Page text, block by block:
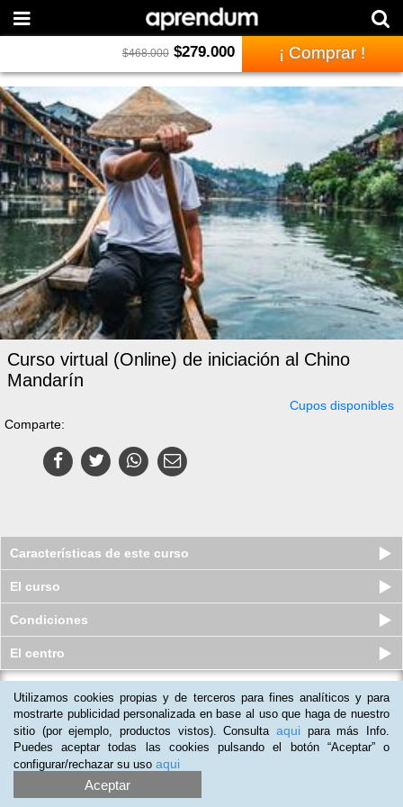
$468.000 $279.000 ¡ Comprar !
Curso virtual (Online) de iniciación al Chino
Mandarín
Cupos disponibles
Comparte:
Características de este curso
El curso
Condiciones
El centro
Curso virtual (Online) de Chino
Práctico
Plazas agotadas
$ 290.000 $74.000
Utilizamos cookies propias y de terceros para fines analíticos y para
mostrarte publicidad personalizada en base al uso que haga de nuestro
sitio (por ejemplo, productos vistos). Consulta aqui para más Info.
Puedes aceptar todas las cookies pulsando el botón “Aceptar” o
configurar/rechazar su uso aqui
Aceptar